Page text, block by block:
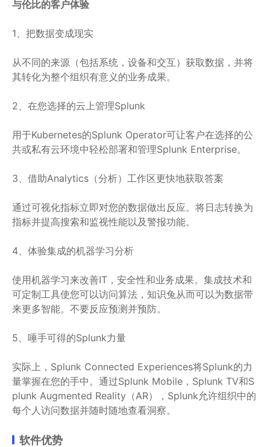
与伦比的客户体验
1、把数据变成现实
从不同的来源（包括系统，设备和交互）获取数据，并将
其转化为整个组织有意义的业务成果。
2、在您选择的云上管理Splunk
用于Kubernetes的Splunk Operator可让客户在选择的公
共或私有云环境中轻松部署和管理Splunk Enterprise。
3、借助Analytics（分析）工作区更快地获取答案
通过可视化指标立即对您的数据做出反应。将日志转换为
指标并提高搜索和监视性能以及警报功能。
4、体验集成的机器学习分析
使用机器学习来改善IT，安全性和业务成果。集成技术和
可定制工具使您可以访问算法，知识兔从而可以为数据带
来更多智能。不要反应预测并预防。
5、唾手可得的Splunk力量
实际上，Splunk Connected Experiences将Splunk的力
量掌握在您的手中。通过Splunk Mobile，Splunk TV和S
plunk Augmented Reality（AR），Splunk允许组织中的
每个人访问数据并随时随地查看洞察。
软件优势